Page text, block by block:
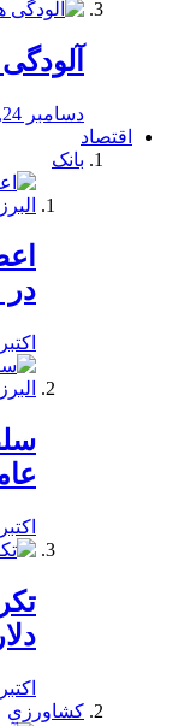
دسامبر 24, 2019
اقتصاد
بانک
در
اکتبر 19, 2019
اکتبر 18, 2019
دلار 11 400
اکتبر 17, 2019
کشاورزی